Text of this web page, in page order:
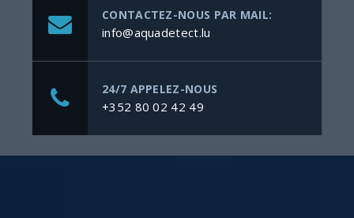
CONTACTEZ-NOUS PAR MAIL:
info@aquadetect.lu
24/7 APPELEZ-NOUS
+352 80 02 42 49